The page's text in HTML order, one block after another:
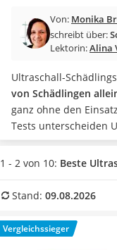
Split-Klimaanlage 2
Pelletofen
Bohrmaschine
Tiefbrunnenpumpe
Fliesenschneider
Hochdruckreiniger
Doppelschleifer
Überwachungskamera
Benzinrasenmäher mit
Löschdecke
Winterharte Palmen
Gasdurchlauferhitzer
Service
Von: Monika
schreibt über:
Lektorin:Alina
Ultraschall-
von Schädlingen
ganz ohne den
Tests unterscheiden
innen und für außen.
effektiv ist, zeigt ein
Produkttabelle
hat uns hier im
Armour PR-025
mit
1 - 2 von 10: Beste
Stand: 09.08.2026
Vergleichssieger